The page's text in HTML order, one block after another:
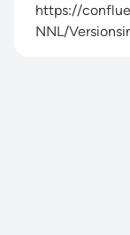
https://
NNL/